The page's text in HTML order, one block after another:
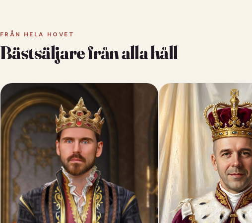
FRÅN HELA HOVET
Bästsäljare från alla håll